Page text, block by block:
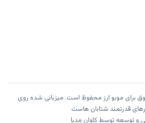
تمامی حقوق برای موبو ارز محفوظ است. میزبانی شده روی
قدرتمند شتابان هاست
و توسعه توسطکاوان مدیا